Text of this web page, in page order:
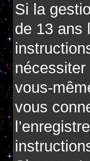
Si la
de 13 ans
vous-
vous